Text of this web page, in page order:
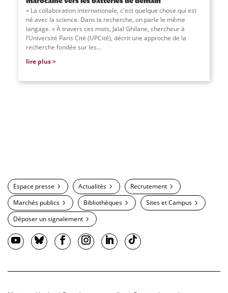
« La collaboration internationale, c'est quelque chose qui est
né avec la science. Dans la recherche, on parle le même
langage. » À travers ces mots, Jalal Ghilane, chercheur à
l’Université Paris Cité (UPCité), décrit une approche de la
recherche fondée sur les...
lire plus
Espace presse Actualités
Recrutement
Marchés publics
Bibliothèques
Sites et Campus
Déposer un signalement